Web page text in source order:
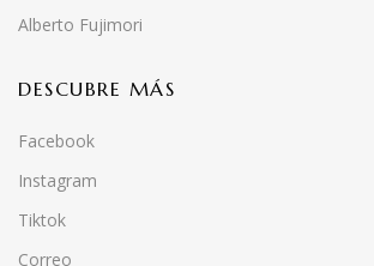
Alberto Fujimori
DESCUBRE MÁS
Facebook
Instagram
Tiktok
Correo